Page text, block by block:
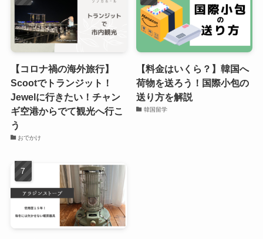
【コロナ禍の海外旅行】
Scootでトランジット！
Jewelに行きたい！チャン
ギ空港からでて観光へ行こ
う
おでかけ
【料金はいくら？】韓国へ
荷物を送ろう！国際小包の
送り方を解説
韓国留学